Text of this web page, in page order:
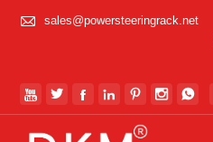
 sales@powersteeringrack.net
      